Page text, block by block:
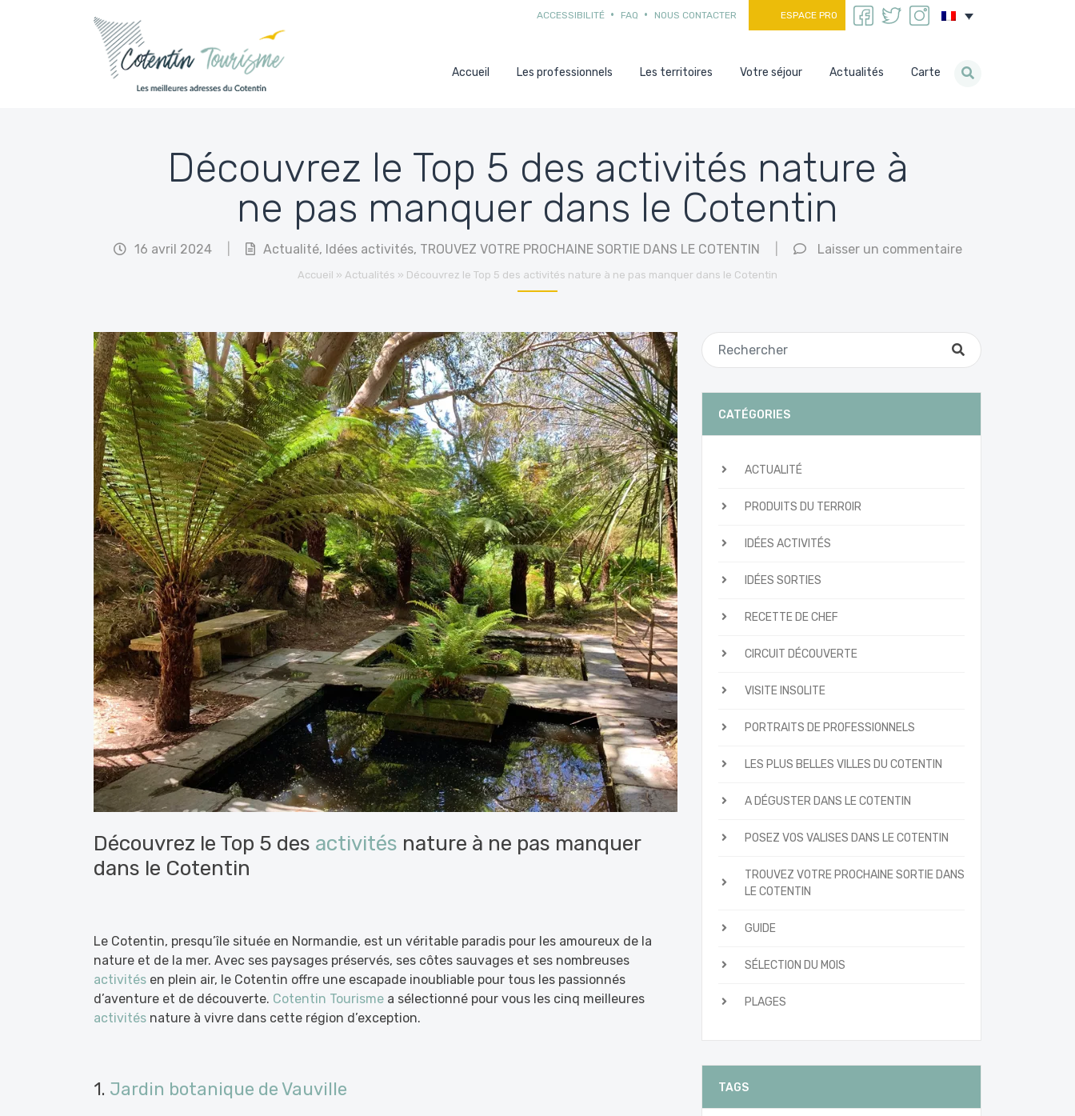
ACCESSIBILITÉ FAQ NOUS CONTACTER ESPACE PRO
Accueil Les professionnels Les territoires Votre séjour Actualités Carte
Découvrez le Top 5 des activités nature à
ne pas manquer dans le Cotentin
16 avril 2024 Actualité, Idées activités, TROUVEZ VOTRE PROCHAINE SORTIE DANS LE COTENTIN Laisser un commentaire
Accueil » Actualités » Découvrez le Top 5 des activités nature à ne pas manquer dans le Cotentin
Découvrez le Top 5 des activités nature à ne pas manquer
dans le Cotentin
Le Cotentin, presqu’île située en Normandie, est un véritable paradis pour les amoureux de la
nature et de la mer. Avec ses paysages préservés, ses côtes sauvages et ses nombreuses
activités en plein air, le Cotentin offre une escapade inoubliable pour tous les passionnés
d’aventure et de découverte. Cotentin Tourisme a sélectionné pour vous les cinq meilleures
activités nature à vivre dans cette région d’exception.
1. Jardin botanique de Vauville
CATÉGORIES
ACTUALITÉ
PRODUITS DU TERROIR
IDÉES ACTIVITÉS
IDÉES SORTIES
RECETTE DE CHEF
CIRCUIT DÉCOUVERTE
VISITE INSOLITE
PORTRAITS DE PROFESSIONNELS
LES PLUS BELLES VILLES DU COTENTIN
A DÉGUSTER DANS LE COTENTIN
POSEZ VOS VALISES DANS LE COTENTIN
TROUVEZ VOTRE PROCHAINE SORTIE DANS
LE COTENTIN
GUIDE
SÉLECTION DU MOIS
PLAGES
TAGS